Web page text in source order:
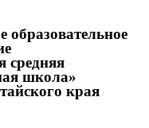
средняя
школа»
края